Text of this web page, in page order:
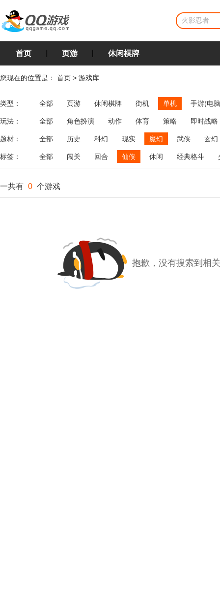
首页 页游 休闲棋牌
您现在的位置是： 首页 > 游戏库
类型： 全部 页游 休闲棋牌 街机 单机 手游(电
玩法： 全部 角色扮演 动作 体育 策略
即时战略
飞行
恋爱 第三人称射击 棋类 牌类 麻将
题材： 全部 历史 科幻 现实 魔幻 武侠 玄幻
标签： 全部 闯关 回合 仙侠 休闲 经典格斗
一共有 0 个游戏
抱歉，没有搜索到相